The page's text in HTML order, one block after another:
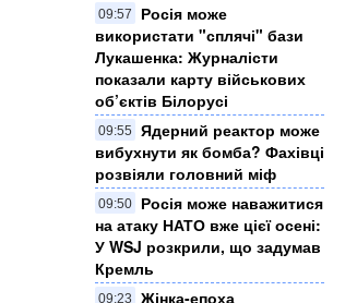
09:57
Росія може
використати "сплячі" бази
Лукашенка: Журналісти
показали карту військових
об’єктів Білорусі
09:55
Ядерний реактор може
вибухнути як бомба? Фахівці
розвіяли головний міф
09:50
Росія може наважитися
на атаку НАТО вже цієї осені:
У WSJ розкрили, що задумав
Кремль
09:23
Жінка-епоха